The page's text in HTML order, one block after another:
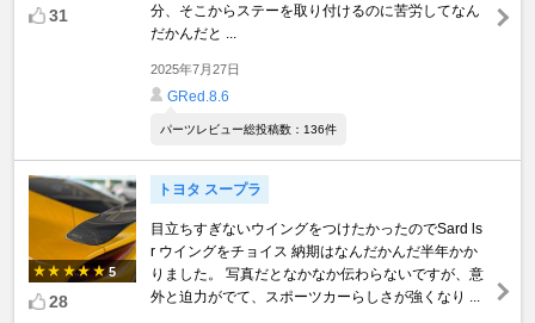
31
分、そこからステーを取り付けるのに苦労してなん
だかんだと ...
2025年7月27日
GRed.8.6
パーツレビュー総投稿数：136件
5
28
トヨタ スープラ
目立ちすぎないウイングをつけたかったのでSard ls
r ウイングをチョイス 納期はなんだかんだ半年かか
りました。 写真だとなかなか伝わらないですが、意
外と迫力がでて、スポーツカーらしさが強くなり ...